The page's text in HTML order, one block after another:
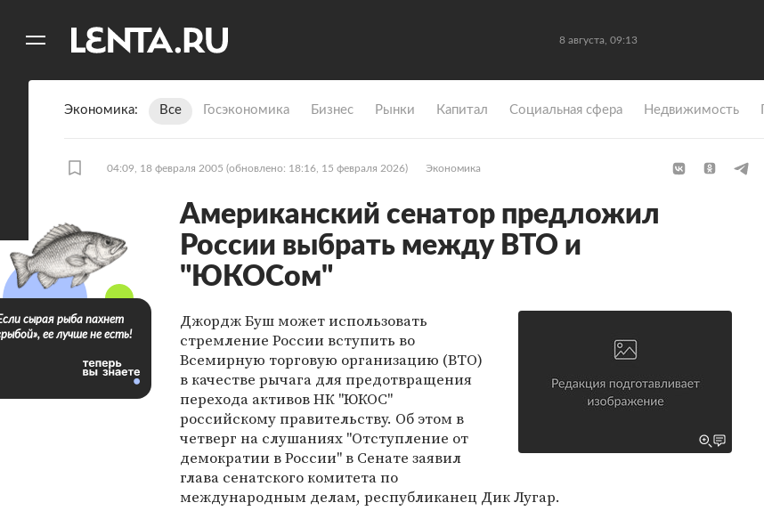
8 августа, 09:13
Экономика Все Госэкономика Бизнес Рынки Капитал Социальная сфера Недвижимость
04:09, 18 февраля 2005 (обновлено: 18:16, 15 февраля 2026) Экономика
Американский сенатор предложил
России выбрать между ВТО и
"ЮКОСом"
Джордж Буш может использовать
стремление России вступить во
Всемирную торговую организацию (ВТО)
в качестве рычага для предотвращения
перехода активов НК "ЮКОС"
российскому правительству. Об этом в
четверг на слушаниях "Отступление от
демократии в России" в Сенате заявил
глава сенатского комитета по
международным делам, республиканец Дик Лугар.
сырая рыба пахнет
ее лучше не есть!